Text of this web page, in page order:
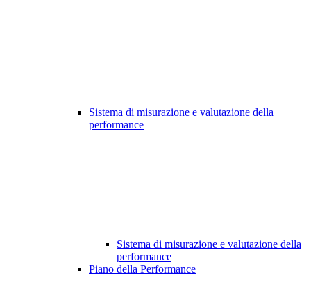
Sistema di misurazione e valutazione della
performance
Sistema di misurazione e valutazione della
performance
Piano della Performance